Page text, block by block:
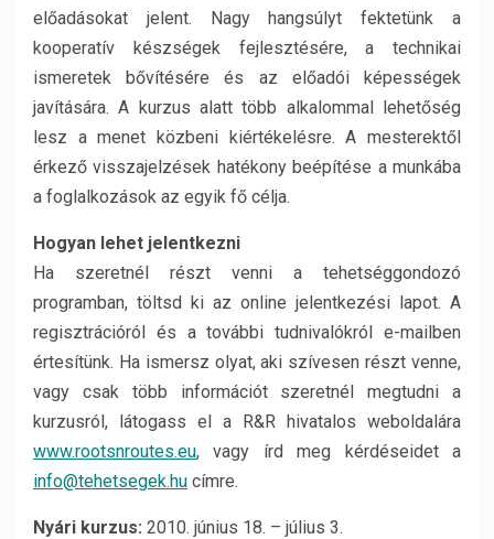
előadásokat jelent. Nagy hangsúlyt fektetünk a
kooperatív készségek fejlesztésére, a technikai
ismeretek bővítésére és az előadói képességek
javítására. A kurzus alatt több alkalommal lehetőség
lesz a menet közbeni kiértékelésre. A mesterektől
érkező visszajelzések hatékony beépítése a munkába
a foglalkozások az egyik fő célja.
Hogyan lehet jelentkezni
Ha szeretnél részt venni a tehetséggondozó
programban, töltsd ki az online jelentkezési lapot. A
regisztrációról és a további tudnivalókról e-mailben
értesítünk. Ha ismersz olyat, aki szívesen részt venne,
vagy csak több információt szeretnél megtudni a
kurzusról, látogass el a R&R hivatalos weboldalára
www.rootsnroutes.eu, vagy írd meg kérdéseidet a
info@tehetsegek.hu címre.
Nyári kurzus: 2010. június 18. – július 3.